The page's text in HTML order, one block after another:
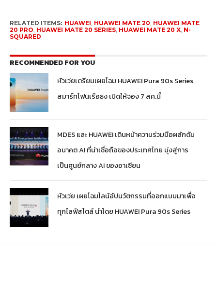
RELATED ITEMS: HUAWEI HUAWEI MATE 20 HUAWEI MATE
20 PRO HUAWEI MATE 20 SERIES, HUAWEI MATE 20 X, N-
SQUARED
RECOMMENDED FOR YOU
หัวเว่ยเตรียมเผยโฉม HUAWEI Pura 90s Series
สมาร์ทโฟนเรือธง เปิดให้จอง 7 สค.นี้
MDES และ HUAWEI เดินหน้าความร่วมมือผลักดัน
อนาคต AI ที่น่าเชื่อถือของประเทศไทย มุ่งสู่การ
เป็นศูนย์กลาง AI ของอาเซียน
หัวเว่ย เผยโฉมไลน์อัปนวัตกรรมที่ออกแบบมาเพื่อ
ทุกไลฟ์สไตล์ นำโดย HUAWEI Pura 90s Series